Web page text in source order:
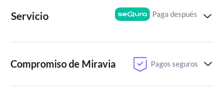
Servicio Paga después
Compromiso de Miravia Pagos seguros